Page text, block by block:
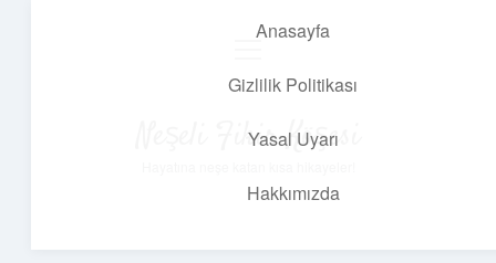
Anasayfa
Gizlilik Politikası
Yasal Uyarı
Hakkımızda
Neşeli Fikir Köşesi